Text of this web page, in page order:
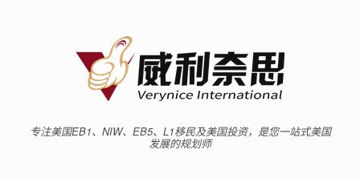
专注美国EB1、NIW、EB5、L1移民及美国投资，是您一站式美国
发展的规划师